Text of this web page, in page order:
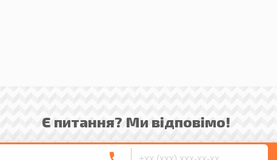
Є питання? Ми відповімо!